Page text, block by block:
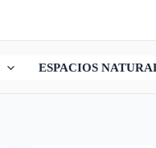
ESPACIOS